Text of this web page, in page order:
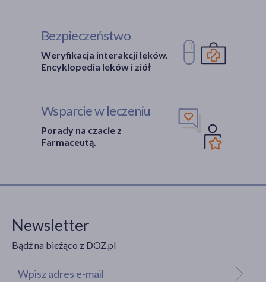
na noc(3)
Rodzaj włosów
podrażniona(2)
(2)
pokaż więcej
Bezpieczeństwo
Weryfikacja interakcji leków.
Encyklopedia leków i ziół
Wsparcie w leczeniu
Porady na czacie z
Farmaceutą.
Newsletter
Bądź na bieżąco z DOZ.pl